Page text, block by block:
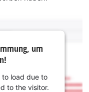
um
load due to
to the visitor.